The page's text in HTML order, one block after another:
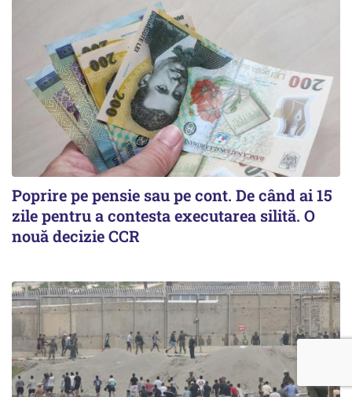
Poprire pe pensie sau pe cont. De când ai 15
zile pentru a contesta executarea silită. O
nouă decizie CCR